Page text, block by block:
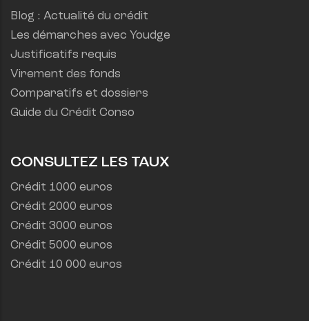
Blog : Actualité du crédit
Les démarches avec Youdge
Justificatifs requis
Virement des fonds
Comparatifs et dossiers
Guide du Crédit Conso
CONSULTEZ LES TAUX
Crédit 1000 euros
Crédit 2000 euros
Crédit 3000 euros
Crédit 5000 euros
Crédit 10 000 euros